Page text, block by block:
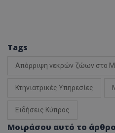
Tags
Απόρριψη νεκρών ζώων στο
Κτηνιατρικές Υπηρεσίες
Ειδήσεις Κύπρος
Μοιράσου αυτό το άρθρο